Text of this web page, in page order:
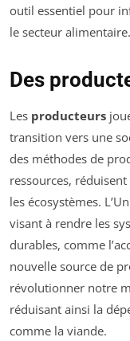
outil essentiel pour
le secteur alimentaire.
Des
Les producteurs
transition vers une
des méthodes de
ressources,
les écosystèmes.
visant à rendre les
durables, comme
nouvelle source de
révolutionner notre
réduisant ainsi la
comme la viande.